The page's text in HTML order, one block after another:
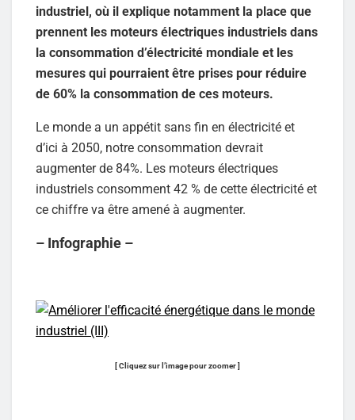
industriel, où il explique notamment la place que
prennent les moteurs électriques industriels dans
la consommation d’électricité mondiale et les
mesures qui pourraient être prises pour réduire
de 60% la consommation de ces moteurs.
Le monde a un appétit sans fin en électricité et
d’ici à 2050, notre consommation devrait
augmenter de 84%. Les moteurs électriques
industriels consomment 42 % de cette électricité et
ce chiffre va être amené à augmenter.
– Infographie –
[ Cliquez sur l’image pour zoomer ]